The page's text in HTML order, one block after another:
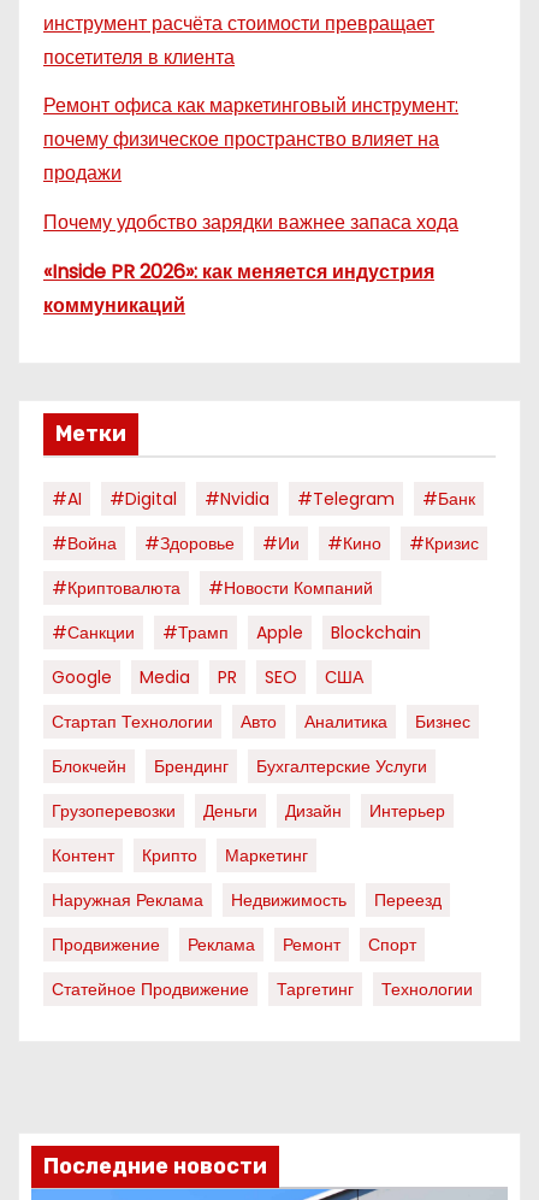
инструмент расчёта стоимости превращает
посетителя в клиента
Ремонт офиса как маркетинговый инструмент:
почему физическое пространство влияет на
продажи
Почему удобство зарядки важнее запаса хода
«Inside PR 2026»: как меняется индустрия
коммуникаций
Метки
#AI #digital #nvidia #telegram
#банк
#война
#здоровье #ии #кино
#кризис
#криптовалюта
#новости Компаний
#санкции
#трамп Apple
Blockchain
Google
Media PR SEO
США
Стартап Технологии
Авто Аналитика
Бизнес
Блокчейн
Брендинг
Бухгалтерские Услуги
Грузоперевозки
Деньги Дизайн
Интерьер
Контент
Крипто
Маркетинг
Наружная Реклама
Недвижимость
Переезд
Продвижение
Реклама Ремонт
Спорт
Статейное Продвижение
Таргетинг Технологии
Последние новости